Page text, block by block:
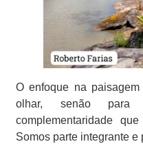
O enfoque na
olhar, senão
complementaridade
Somos parte integrante e